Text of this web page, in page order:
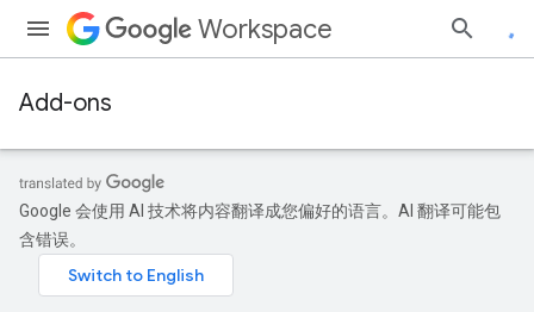
Workspace
Add-ons
Google 会使用 AI 技术将内容翻译成您偏好的语言。AI 翻译可能包
含错误。